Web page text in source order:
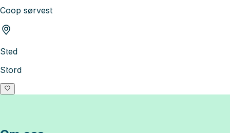
Coop sørvest
Sted
Stord